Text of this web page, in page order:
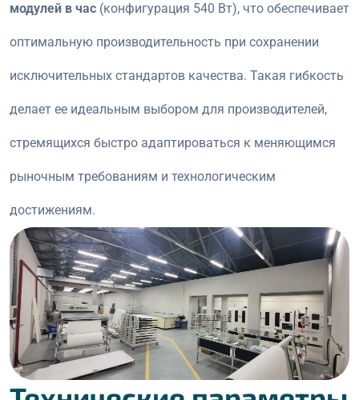
модулей в час (конфигурация 540 Вт), что обеспечивает
оптимальную производительность при сохранении
исключительных стандартов качества. Такая гибкость
делает ее идеальным выбором для производителей,
стремящихся быстро адаптироваться к меняющимся
рыночным требованиям и технологическим
достижениям.